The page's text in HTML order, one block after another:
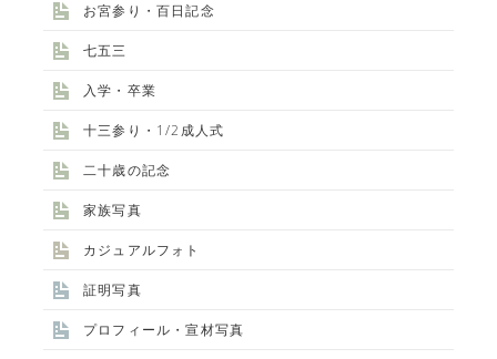
お宮参り・百日記念
七五三
入学・卒業
十三参り・1/2成人式
二十歳の記念
家族写真
カジュアルフォト
証明写真
プロフィール・宣材写真